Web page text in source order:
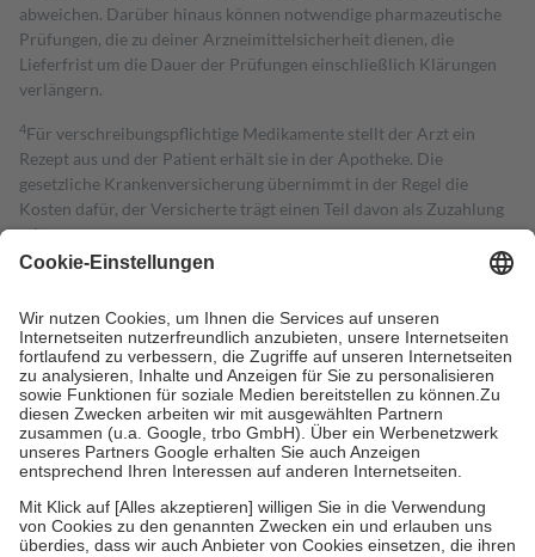
abweichen. Darüber hinaus können notwendige pharmazeutische
Prüfungen, die zu deiner Arzneimittelsicherheit dienen, die
Lieferfrist um die Dauer der Prüfungen einschließlich Klärungen
verlängern.
4Für verschreibungspflichtige Medikamente stellt der Arzt ein
Rezept aus und der Patient erhält sie in der Apotheke. Die
gesetzliche Krankenversicherung übernimmt in der Regel die
Kosten dafür, der Versicherte trägt einen Teil davon als Zuzahlung
mit.
Grundsätzlich leisten Mitglieder Zuzahlungen in Höhe von zehn
höchstens zehn Euro.
Es sind jedoch nie mehr als die tatsächlichen
Kosten der Leistung zu entrichten.
Diese Regeln gelten grundsätzlich auch für Online-Apotheken.
Bei Heilmitteln und häuslicher Krankenpflege beträgt die
Zuzahlung zehn Prozent der Kosten sowie zehn Euro je
Verordnung.
Um das Engagement der Versicherten für ihre eigene Gesundheit zu
stärken und die besondere Stellung der Familie zu unterstützen,
fallenkeine Zuzahlungenan bei:
• Kindern und Jugendlichen bis zum vollendeten 18. Lebensjahr